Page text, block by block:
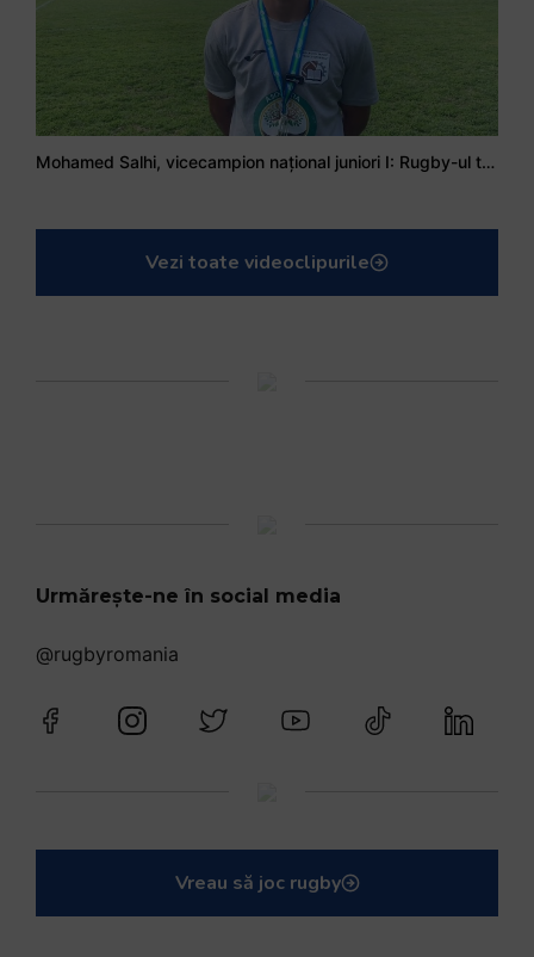
Mohamed Salhi, vicecampion național juniori I: Rugby-ul te învață să accepți și înfrângerile
Vezi toate videoclipurile
Urmărește-ne în social media
@rugbyromania
Vreau să joc rugby